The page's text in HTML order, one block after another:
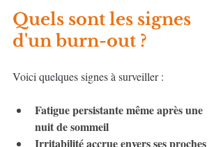
Quels sont les signes
d'un burn-out ?
Voici quelques signes à surveiller :
Fatigue persistante même après une
nuit de sommeil
Irritabilité accrue envers ses proches